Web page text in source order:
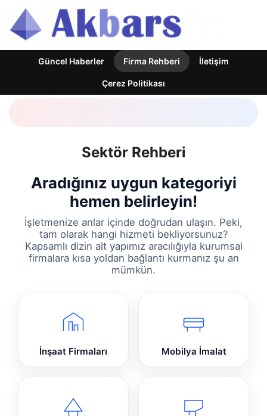
Güncel Haberler Firma Rehberi İletişim
Çerez Politikası
Sektör Rehberi
Aradığınız uygun kategoriyi
hemen belirleyin!
İşletmenize anlar içinde doğrudan ulaşın. Peki,
tam olarak hangi hizmeti bekliyorsunuz?
Kapsamlı dizin alt yapımız aracılığıyla kurumsal
firmalara kısa yoldan bağlantı kurmanız şu an
mümkün.
İnşaat Firmaları Mobilya İmalat